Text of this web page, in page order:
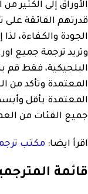
الأوراق إلى الكثير
قدرتهم الفائقة
الجودة والكفاءة،
وتريد ترجمة جميع
البلجيكية، فقط قم
المعتمدة وتأكد من
المعتمدة بأقل
جميع الفئات من
اقرأ ايضا: مكتب
قائمة